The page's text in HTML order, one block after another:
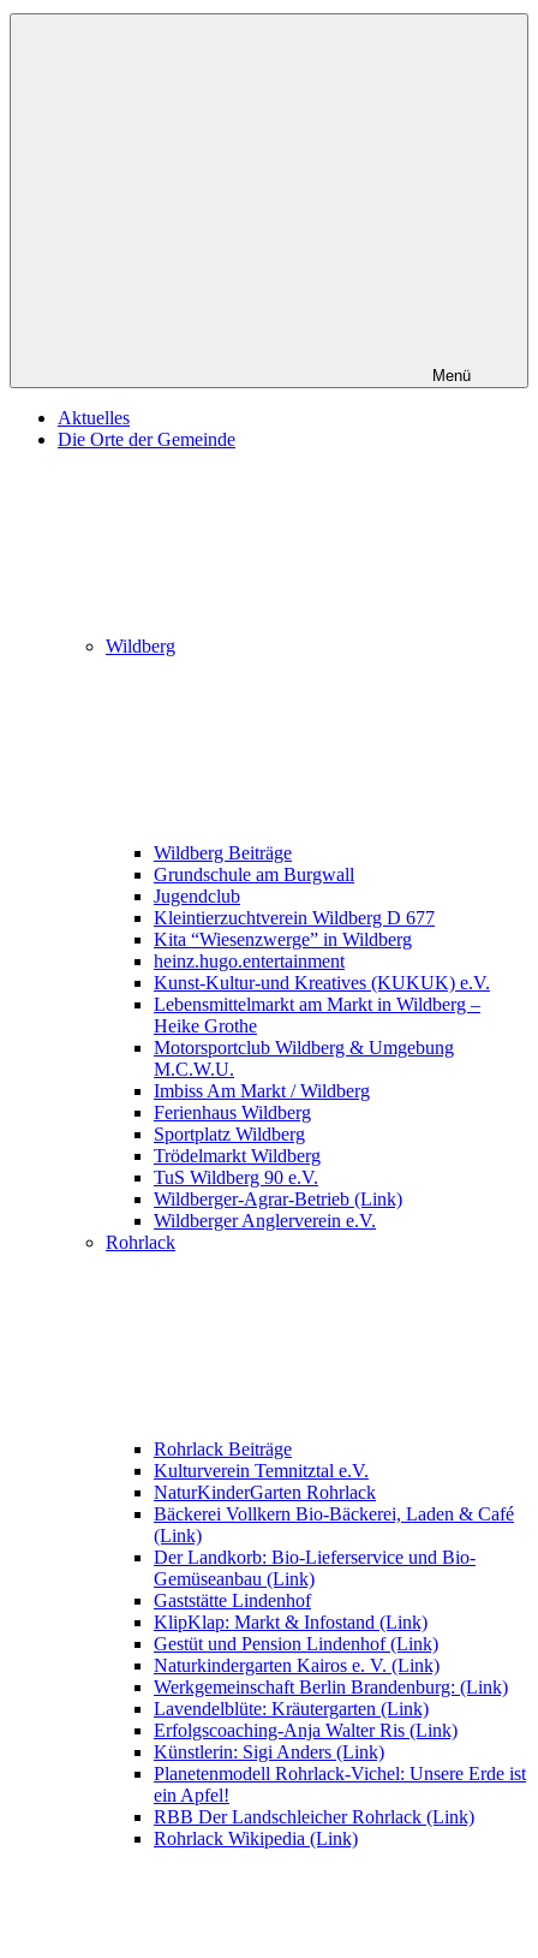
Menü
Aktuelles
Die Orte der Gemeinde
Wildberg
Wildberg Beiträge
Grundschule am Burgwall
Jugendclub
Kleintierzuchtverein Wildberg D 677
Kita “Wiesenzwerge” in Wildberg
heinz.hugo.entertainment
Kunst-Kultur-und Kreatives (KUKUK) e.V.
Lebensmittelmarkt am Markt in Wildberg –
Heike Grothe
Motorsportclub Wildberg & Umgebung
M.C.W.U.
Imbiss Am Markt / Wildberg
Ferienhaus Wildberg
Sportplatz Wildberg
Trödelmarkt Wildberg
TuS Wildberg 90 e.V.
Wildberger-Agrar-Betrieb (Link)
Wildberger Anglerverein e.V.
Rohrlack
Rohrlack Beiträge
Kulturverein Temnitztal e.V.
NaturKinderGarten Rohrlack
Bäckerei Vollkern Bio-Bäckerei, Laden & Café
(Link)
Der Landkorb: Bio-Lieferservice und Bio-
Gemüseanbau (Link)
Gaststätte Lindenhof
KlipKlap: Markt & Infostand (Link)
Gestüt und Pension Lindenhof (Link)
Naturkindergarten Kairos e. V. (Link)
Werkgemeinschaft Berlin Brandenburg: (Link)
Lavendelblüte: Kräutergarten (Link)
Erfolgscoaching-Anja Walter Ris (Link)
Künstlerin: Sigi Anders (Link)
Planetenmodell Rohrlack-Vichel: Unsere Erde ist
ein Apfel!
RBB Der Landschleicher Rohrlack (Link)
Rohrlack Wikipedia (Link)